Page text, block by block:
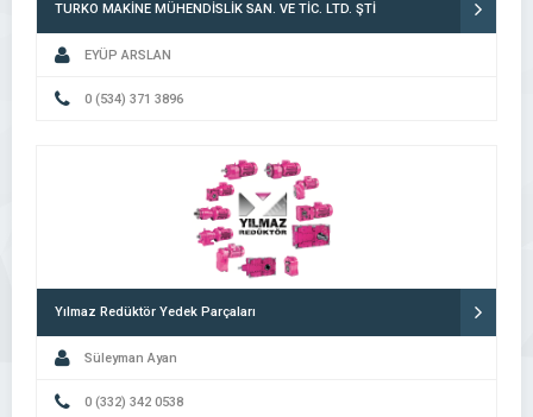
TURKO MAKİNE MÜHENDİSLİK SAN. VE TİC. LTD. ŞTİ
EYÜP ARSLAN
0 (534) 371 3896
Yılmaz Redüktör Yedek Parçaları
Süleyman Ayan
0 (332) 342 0538